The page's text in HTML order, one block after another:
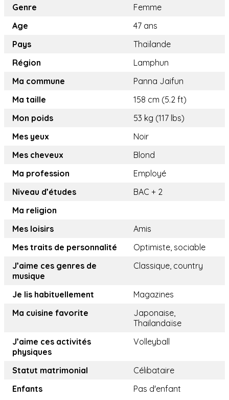
Genre
Femme
Age
47 ans
Pays
Thaïlande
Région
Lamphun
Ma commune
Panna Jaifun
Ma taille
158 cm (5.2 ft)
Mon poids
53 kg (117 lbs)
Mes yeux
Noir
Mes cheveux
Blond
Ma profession
Employé
Niveau d’études
BAC + 2
Ma religion
Mes loisirs
Amis
Mes traits de personnalité
Optimiste, sociable
J’aime ces genres de
musique
Classique, country
Je lis habituellement
Magazines
Ma cuisine favorite
Japonaise,
Thailandaïse
J’aime ces activités
physiques
Volleyball
Statut matrimonial
Célibataire
Enfants
Pas d'enfant